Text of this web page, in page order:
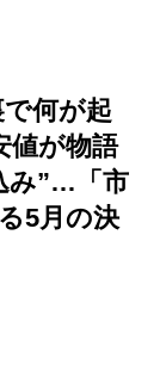
何が起
値が物語
み”…「市
5月の決